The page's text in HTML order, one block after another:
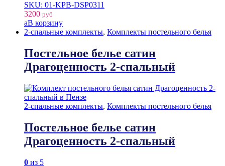
SKU: 01-KPB-DSP0311
3200 руб
В корзину
2-спальные комплекты, Комплекты постельного белья
Постельное белье сатин
Драгоценность 2-спальный
2-спальные комплекты, Комплекты постельного белья
Постельное белье сатин
Драгоценность 2-спальный
0 из 5